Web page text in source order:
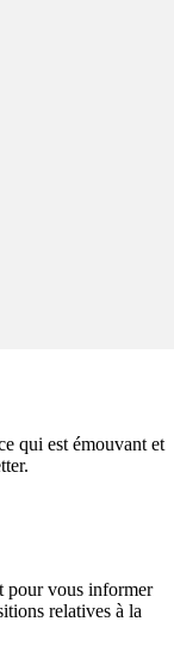
qui est émouvant et
pour vous informer
relatives à la